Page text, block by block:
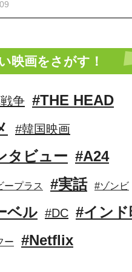
映画をさがす！
争 #THE HEAD
#韓国映画
タビュー #A24
ープラス #実話 #ゾンビ
ベル #DC #インド
ー #Netflix